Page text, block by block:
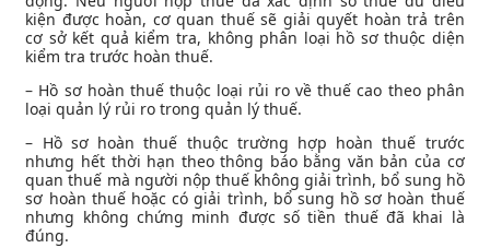
kiện được hoàn, cơ quan thuế sẽ giải quyết hoàn trả trên
cơ sở kết quả kiểm tra, không phân loại hồ sơ thuộc diện
kiểm tra trước hoàn thuế.
– Hồ sơ hoàn thuế thuộc loại rủi ro về thuế cao theo phân
loại quản lý rủi ro trong quản lý thuế.
– Hồ sơ hoàn thuế thuộc trường hợp hoàn thuế trước
nhưng hết thời hạn theo thông báo bằng văn bản của cơ
quan thuế mà người nộp thuế không giải trình, bổ sung hồ
sơ hoàn thuế hoặc có giải trình, bổ sung hồ sơ hoàn thuế
nhưng không chứng minh được số tiền thuế đã khai là
đúng.